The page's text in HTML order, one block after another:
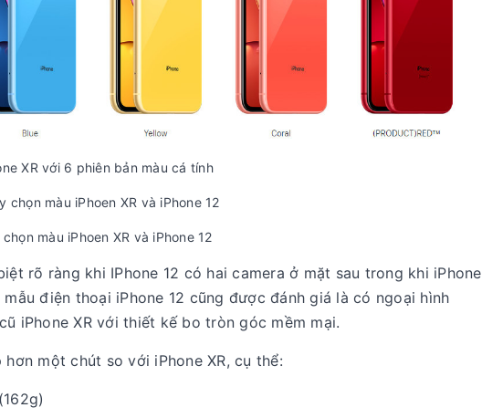
XR với 6 phiên bản màu cá tính
chọn màu iPhoen XR và iPhone 12
rõ ràng khi IPhone 12 có hai camera ở mặt sau trong khi iPhone
điện thoại iPhone 12 cũng được đánh giá là có ngoại hình
iPhone XR với thiết kế bo tròn góc mềm mại.
một chút so với iPhone XR, cụ thể: